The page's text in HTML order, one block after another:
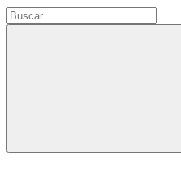
Buscar:
Buscar